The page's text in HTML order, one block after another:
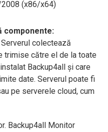
(x86/x64)
componente:
colectează
trimise către el de la toate
Backup4all și care
date. Serverul poate fi
pe serverele cloud, cum
Backup4all Monitor